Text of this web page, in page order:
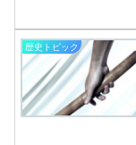
歴史トピック